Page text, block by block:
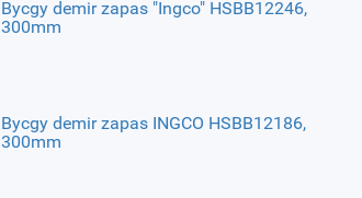
Bycgy demir zapas "Ingco" HSBB12246,
300mm
Bycgy demir zapas INGCO HSBB12186,
300mm